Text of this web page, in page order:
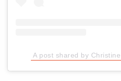
A post shared by